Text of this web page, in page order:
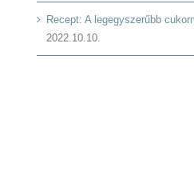
Recept: A legegyszerűbb
2022.10.10.